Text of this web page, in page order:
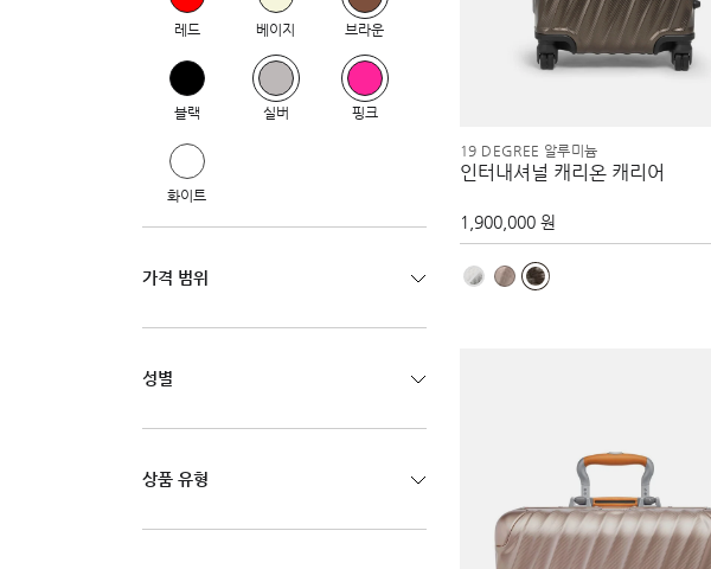
레드 베이지 브라운
블랙 실버 핑크
화이트
가격 범위
성별
상품 유형
19 DEGREE 알루미늄
인터내셔널 캐리온 캐리어
1,900,000 원